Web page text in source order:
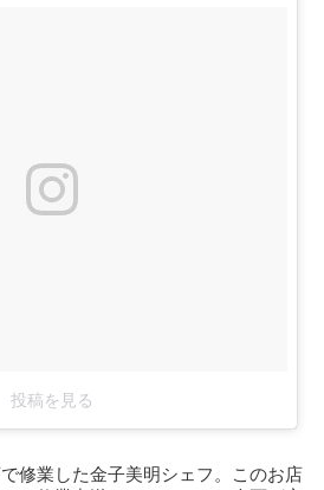
投稿を見る
修業した金子美明シェフ。このお店